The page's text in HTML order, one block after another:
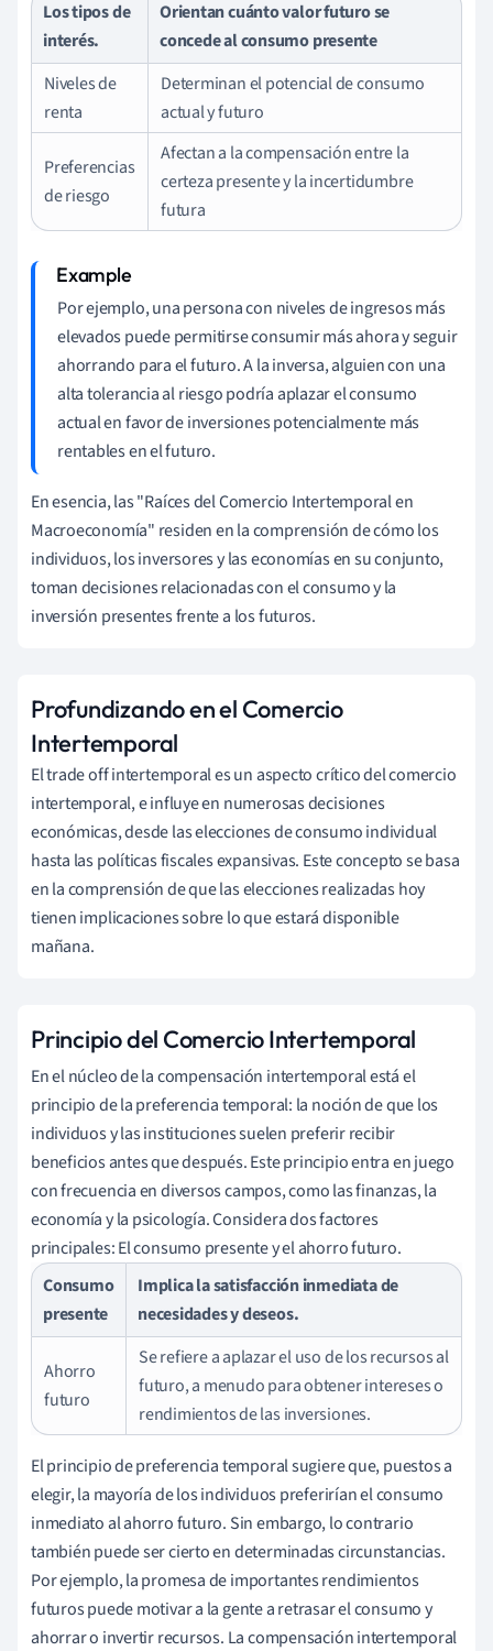
Los tipos de
interés.
Orientan cuánto valor futuro se
concede al consumo presente
Niveles de
renta
Determinan el potencial de consumo
actual y futuro
Preferencias
de riesgo
Afectan a la compensación entre la
certeza presente y la incertidumbre
futura
Por ejemplo, una persona con niveles de ingresos más
elevados puede permitirse consumir más ahora y seguir
ahorrando para el futuro. A la inversa, alguien con una
alta tolerancia al riesgo podría aplazar el consumo
actual en favor de inversiones potencialmente más
rentables en el futuro.
En esencia, las "Raíces del Comercio Intertemporal en
Macroeconomía" residen en la comprensión de cómo los
individuos, los inversores y las economías en su conjunto,
toman decisiones relacionadas con el consumo y la
inversión presentes frente a los futuros.
Profundizando en el Comercio
Intertemporal
El trade off intertemporal es un aspecto crítico del comercio
intertemporal, e influye en numerosas decisiones
económicas, desde las elecciones de consumo individual
hasta las políticas fiscales expansivas. Este concepto se basa
en la comprensión de que las elecciones realizadas hoy
tienen implicaciones sobre lo que estará disponible
mañana.
Principio del Comercio Intertemporal
En el núcleo de la compensación intertemporal está el
principio de la preferencia temporal: la noción de que los
individuos y las instituciones suelen preferir recibir
beneficios antes que después. Este principio entra en juego
con frecuencia en diversos campos, como las finanzas, la
economía y la psicología. Considera dos factores
principales: El consumo presente y el ahorro futuro.
Consumo
presente
Implica la satisfacción inmediata de
necesidades y deseos.
Ahorro
futuro
Se refiere a aplazar el uso de los recursos al
futuro, a menudo para obtener intereses o
rendimientos de las inversiones.
El principio de preferencia temporal sugiere que, puestos a
elegir, la mayoría de los individuos preferirían el consumo
inmediato al ahorro futuro. Sin embargo, lo contrario
también puede ser cierto en determinadas circunstancias.
Por ejemplo, la promesa de importantes rendimientos
futuros puede motivar a la gente a retrasar el consumo y
ahorrar o invertir recursos. La compensación intertemporal